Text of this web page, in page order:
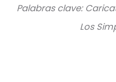
Palabras clave:
Los